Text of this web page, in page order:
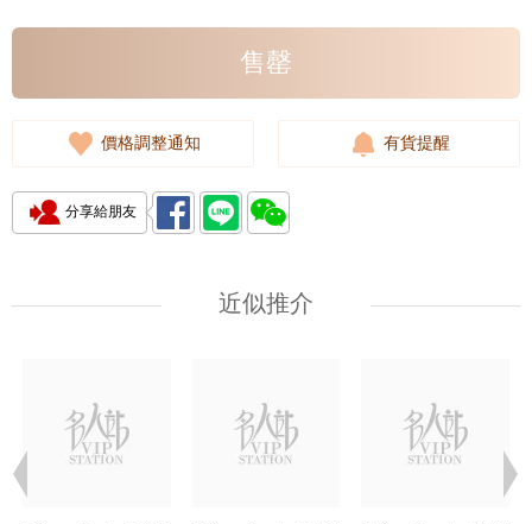
售罄
價格調整通知 有貨提醒
分享給朋友
近似推介